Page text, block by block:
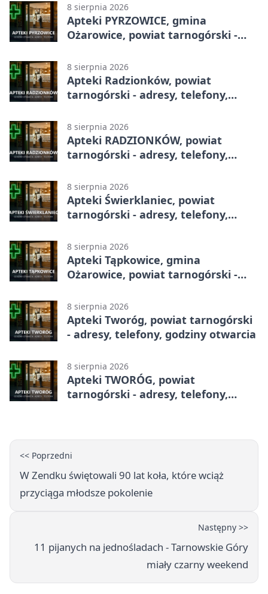
8 sierpnia 2026
Apteki PYRZOWICE, gmina
Ożarowice, powiat tarnogórski -
8 sierpnia 2026
Apteki Radzionków, powiat
tarnogórski - adresy, telefony,
8 sierpnia 2026
Apteki RADZIONKÓW, powiat
tarnogórski - adresy, telefony,
8 sierpnia 2026
Apteki Świerklaniec, powiat
tarnogórski - adresy, telefony,
8 sierpnia 2026
Apteki Tąpkowice, gmina
Ożarowice, powiat tarnogórski -
8 sierpnia 2026
Apteki Tworóg, powiat tarnogórski
- adresy, telefony, godziny otwarcia
8 sierpnia 2026
Apteki TWORÓG, powiat
tarnogórski - adresy, telefony,
<< Poprzedni
W Zendku świętowali 90 lat koła, które wciąż
przyciąga młodsze pokolenie
Następny >>
11 pijanych na jednośladach - Tarnowskie Góry
miały czarny weekend